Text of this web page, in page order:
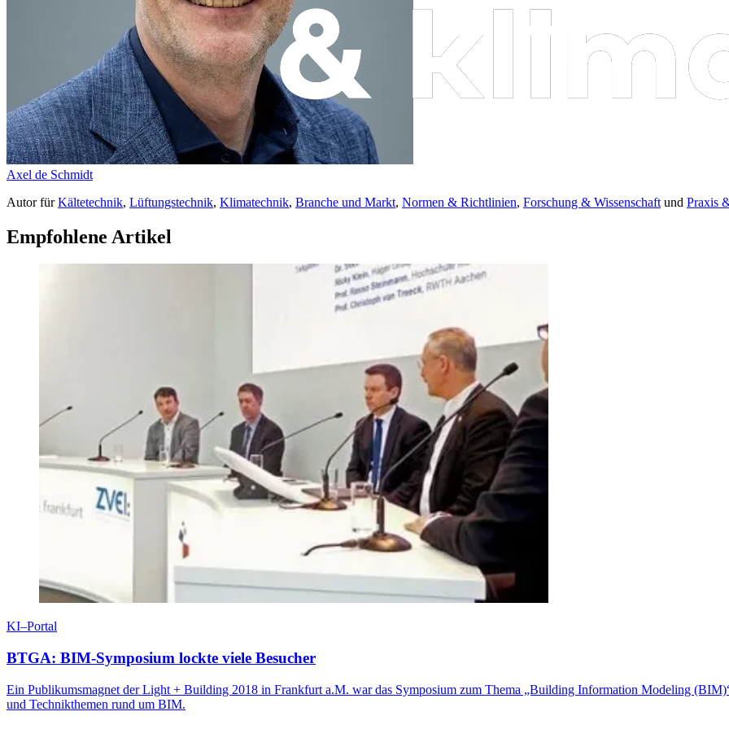
Axel de Schmidt
AutorfürKältetechnik, Lüftungstechnik, Klimatechnik, Branche und Markt, Normen & Richtlinien, Forschung & Wissenschaft und Praxis
Empfohlene Artikel
KI–Portal
BTGA: BIM-Symposium lockte viele Besucher
Ein Publikumsmagnet der Light + Building 2018 in Frankfurt a.M. war das Symposium zum Thema „Building Information Modeling
und Technikthemen rund um BIM.